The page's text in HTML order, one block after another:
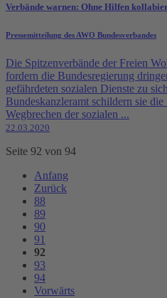
Verbände warnen: Ohne Hilfen
Pressemitteilung des AWO Bundesverbandes
Die Spitzenverbände der Freien
fordern die Bundesregierung
gefährdeten sozialen Dienste zu
Bundeskanzleramt schildern sie
Wegbrechen der sozialen ...
22.03.2020
Seite 92 von 94
Anfang
Zurück
88
89
90
91
92
93
94
Vorwärts